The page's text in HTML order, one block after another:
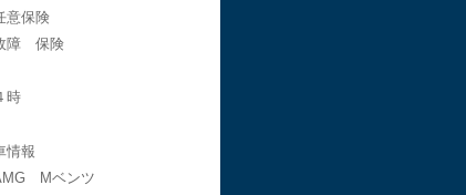
保険
障 保険
時
情報
Mベンツ